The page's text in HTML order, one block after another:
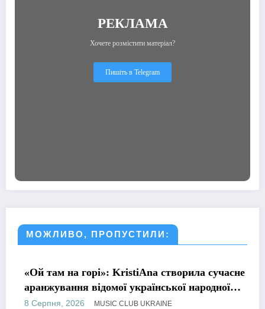
РЕКЛАМА
Хочете розмістити матеріал?
Пишіть в Telegram
МОЖЛИВО, ПРОПУСТИЛИ:
МУЗИКА
«Ой там на горі»: KristiAna створила сучасне
аранжування відомої української народної
пісні
8 Серпня, 2026 MUSIC CLUB UKRAINE